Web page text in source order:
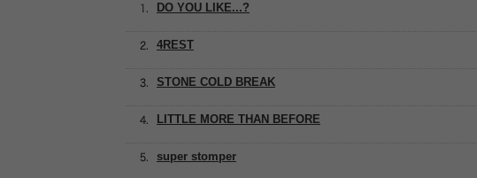
LITTLE MORE THAN BEFORE
DO YOU LIKE...?
super stomper
4REST
STONE COLD BREAK